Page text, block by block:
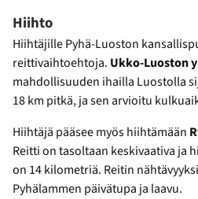
Hiihto
Hiihtäjille Pyhä-Luoston
reittivaihtoehtoja. Ukko-Luoston
mahdollisuuden ihailla Luostolla
18 km pitkä, ja sen arvioitu
Hiihtäjä pääsee myös hiihtämään
Reitti on tasoltaan keskivaativa ja
on 14 kilometriä. Reitin
Pyhälammen päivätupa ja laavu.